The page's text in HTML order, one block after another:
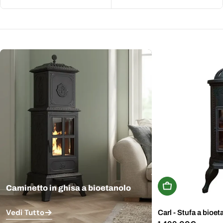
Caminetto in ghisa a bioetanolo
Vedi Tutto
Aggiungi Al
Carl - Stufa a